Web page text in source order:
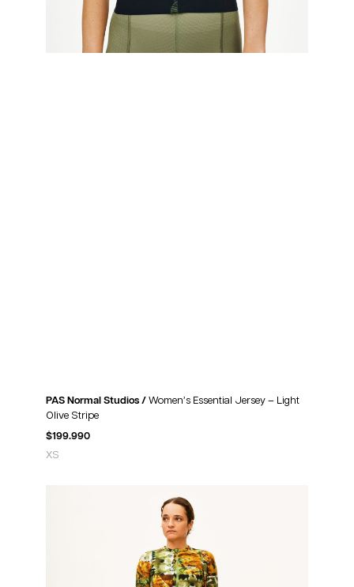
PAS Normal Studios / Women’s Essential Jersey – Light
Olive Stripe
$199.990
XS